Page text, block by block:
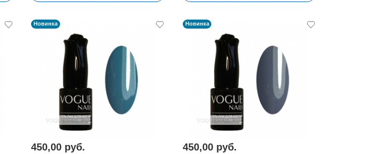
Новинка
450,00 руб.
Новинка
450,00 руб.